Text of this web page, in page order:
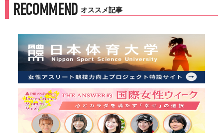
RECOMMEND オススメ記事